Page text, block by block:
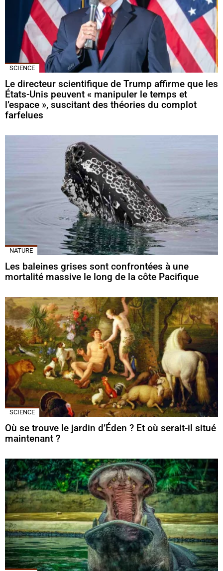
SCIENCE
Le directeur scientifique de Trump affirme que les
États-Unis peuvent « manipuler le temps et
l’espace », suscitant des théories du complot
farfelues
NATURE
Les baleines grises sont confrontées à une
mortalité massive le long de la côte Pacifique
SCIENCE
Où se trouve le jardin d’Éden ? Et où serait-il situé
maintenant ?